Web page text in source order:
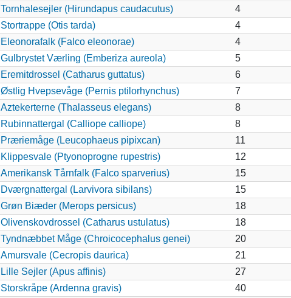
Tornhalesejler (Hirundapus caudacutus)
4
Stortrappe (Otis tarda)
4
Eleonorafalk (Falco eleonorae)
4
Gulbrystet Værling (Emberiza aureola)
5
Eremitdrossel (Catharus guttatus)
6
Østlig Hvepsevåge (Pernis ptilorhynchus)
7
Aztekerterne (Thalasseus elegans)
8
Rubinnattergal (Calliope calliope)
8
Præriemåge (Leucophaeus pipixcan)
11
Klippesvale (Ptyonoprogne rupestris)
12
Amerikansk Tårnfalk (Falco sparverius)
15
Dværgnattergal (Larvivora sibilans)
15
Grøn Biæder (Merops persicus)
18
Olivenskovdrossel (Catharus ustulatus)
18
Tyndnæbbet Måge (Chroicocephalus genei)
20
Amursvale (Cecropis daurica)
21
Lille Sejler (Apus affinis)
27
Storskråpe (Ardenna gravis)
40